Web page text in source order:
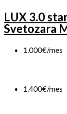
LUX 3.0
Svetozara
1.000€/mes
1.400€/mes